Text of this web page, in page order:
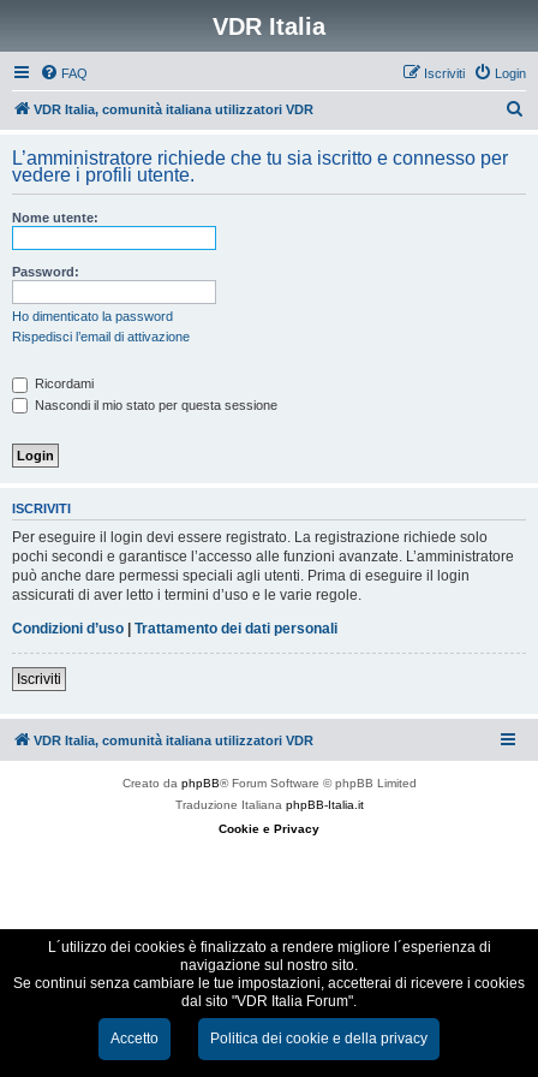
VDR Italia
FAQ Login
Iscriviti
VDR Italia, comunità italiana utilizzatori VDR
c
L’amministratore richiede che tu sia iscritto e connesso per
vedere i profili utente.
Nome utente:
Password:
Ho dimenticato la password
Rispedisci l’email di attivazione
Ricordami
Nascondi il mio stato per questa sessione
ISCRIVITI
Per eseguire il login devi essere registrato. La registrazione richiede solo
pochi secondi e garantisce l’accesso alle funzioni avanzate. L’amministratore
può anche dare permessi speciali agli utenti. Prima di eseguire il login
assicurati di aver letto i termini d’uso e le varie regole.
Condizioni d’uso | Trattamento dei dati personali
Iscriviti
VDR Italia, comunità italiana utilizzatori VDR
Creato da phpBB® Forum Software © phpBB Limited
Traduzione Italiana phpBB-Italia.it
Cookie e Privacy
L´utilizzo dei cookies è finalizzato a rendere migliore l´esperienza di
navigazione sul nostro sito.
Se continui senza cambiare le tue impostazioni, accetterai di ricevere i cookies
dal sito "VDR Italia Forum".
Accetto Politica dei cookie e della privacy